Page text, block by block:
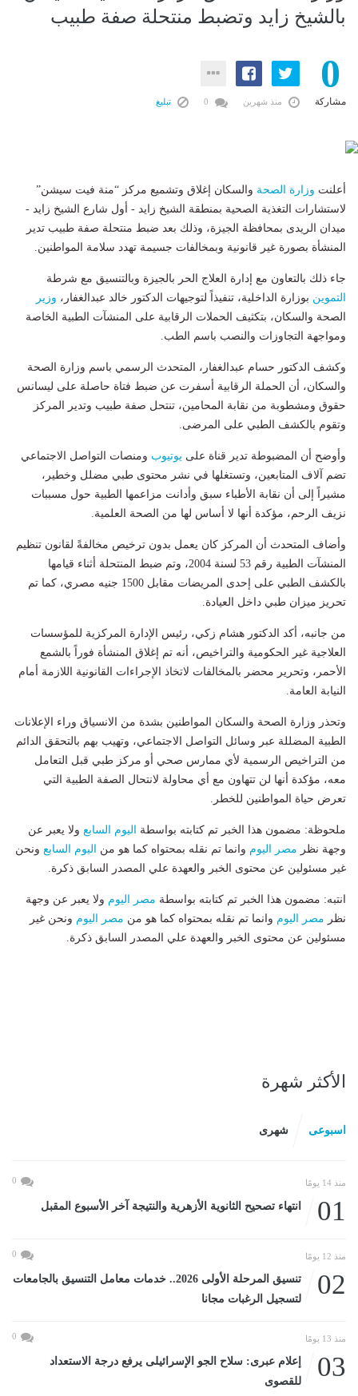
بالشيخ زايد وتضبط منتحلة صفة طبيب
0
مشاركة منذ شهرين تبليغ
أعلنت وزارة الصحة والسكان إغلاق وتشميع مركز “منة فيت سيشن”
لاستشارات التغذية الصحية بمنطقة الشيخ زايد - أول شارع الشيخ زايد -
ميدان الريدى بمحافظة الجيزة، وذلك بعد ضبط منتحلة صفة طبيب تدير
المنشأة بصورة غير قانونية وبمخالفات جسيمة تهدد سلامة المواطنين.
التموين بوزارة الداخلية، تنفيذاً لتوجيهات الدكتور خالد عبدالغفار، وزير
الصحة والسكان، بتكثيف الحملات الرقابية على المنشآت الطبية الخاصة
ومواجهة التجاوزات والنصب باسم الطب.
وكشف الدكتور حسام عبدالغفار، المتحدث الرسمي باسم وزارة الصحة
والسكان، أن الحملة الرقابية أسفرت عن ضبط فتاة حاصلة على ليسانس
حقوق ومشطوبة من نقابة المحامين، تنتحل صفة طبيب وتدير المركز
وتقوم بالكشف الطبي على المرضى.
وأوضح أن المضبوطة تدير قناة على يوتيوب ومنصات التواصل الاجتماعي
تضم آلاف المتابعين، وتستغلها في نشر محتوى طبي مضلل وخطير،
مشيراً إلى أن نقابة الأطباء سبق وأدانت مزاعمها الطبية حول مسببات
نزيف الرحم، مؤكدة أنها لا أساس لها من الصحة العلمية.
وأضاف المتحدث أن المركز كان يعمل بدون ترخيص مخالفةً لقانون تنظيم
المنشآت الطبية رقم 53 لسنة 2004، وتم ضبط المنتحلة أثناء قيامها
بالكشف الطبي على إحدى المريضات مقابل 1500 جنيه مصري، كما تم
تحريز ميزان طبي داخل العيادة.
من جانبه، أكد الدكتور هشام زكي، رئيس الإدارة المركزية للمؤسسات
العلاجية غير الحكومية والتراخيص، أنه تم إغلاق المنشأة فوراً بالشمع
الأحمر، وتحرير محضر بالمخالفات لاتخاذ الإجراءات القانونية اللازمة أمام
النيابة العامة.
وتحذر وزارة الصحة والسكان المواطنين بشدة من الانسياق وراء الإعلانات
الطبية المضللة عبر وسائل التواصل الاجتماعي، وتهيب بهم بالتحقق الدائم
من التراخيص الرسمية لأي ممارس صحي أو مركز طبي قبل التعامل
معه، مؤكدة أنها لن تتهاون مع أي محاولة لانتحال الصفة الطبية التي
تعرض حياة المواطنين للخطر.
ملحوظة: مضمون هذا الخبر تم كتابته بواسطة اليوم السابع ولا يعبر عن
وجهة نظر مصر اليوم وانما تم نقله بمحتواه كما هو من اليوم السابع ونحن
غير مسئولين عن محتوى الخبر والعهدة علي المصدر السابق ذكرة.
انتبه: مضمون هذا الخبر تم كتابته بواسطة مصر اليوم ولا يعبر عن وجهة
نظر مصر اليوم وانما تم نقله بمحتواه كما هو من مصر اليوم ونحن غير
مسئولين عن محتوى الخبر والعهدة علي المصدر السابق ذكرة.
الأكثر شهرة
اسبوعى شهرى
منذ 14 يومًا 0
01 انتهاء تصحيح الثانوية الأزهرية والنتيجة آخر الأسبوع المقبل
منذ 12 يومًا 0
02
تنسيق المرحلة الأولى 2026.. خدمات معامل التنسيق بالجامعات
لتسجيل الرغبات مجانا
منذ 13 يومًا 0
03
إعلام عبرى: سلاح الجو الإسرائيلى يرفع درجة الاستعداد
للقصوى